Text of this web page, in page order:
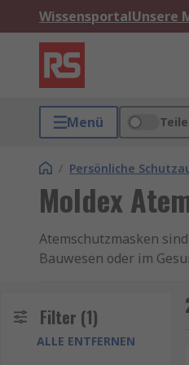
WissensportalUnsere
Menü
/ Persönliche
Moldex
Atemschutzmasken
Bauwesen oder im
Tragekomfort und
Warum Moldex
Filter (1)
ALLE ENTFERNEN